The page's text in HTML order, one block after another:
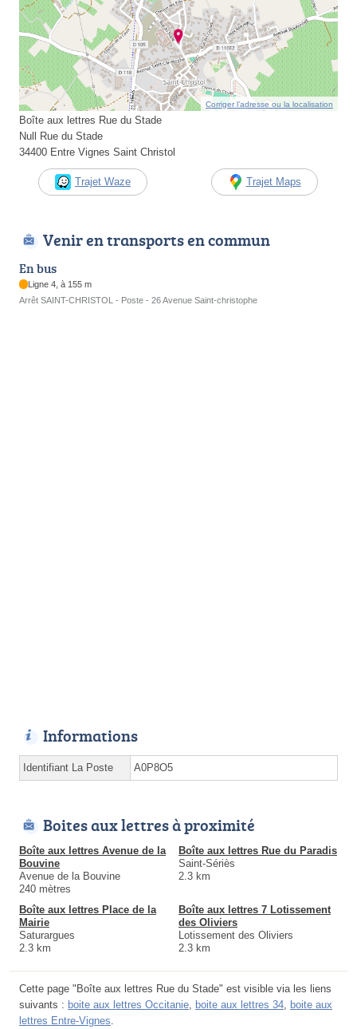
Corriger l’adresse ou la localisation
Boîte aux lettres Rue du Stade
Null Rue du Stade
34400 Entre Vignes Saint Christol
Trajet Waze Trajet Maps
Venir en transports en commun
En bus
Ligne 4, à 155 m
Arrêt SAINT-CHRISTOL - Poste - 26 Avenue Saint-christophe
Informations
Identifiant La Poste A0P8O5
Boites aux lettres à proximité
Boîte aux lettres Avenue de la
Bouvine
Avenue de la Bouvine
240 mètres
Boîte aux lettres Rue du Paradis
Saint-Sériès
2.3 km
Boîte aux lettres Place de la
Mairie
Saturargues
2.3 km
Boîte aux lettres 7 Lotissement
des Oliviers
Lotissement des Oliviers
2.3 km
Cette page "Boîte aux lettres Rue du Stade" est visible via les liens
suivants : boite aux lettres Occitanie, boite aux lettres 34, boite aux
lettres Entre-Vignes.